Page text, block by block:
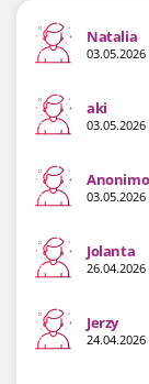
Natalia
03.05.2026
aki
03.05.2026
03.05.2026
Jolanta
Jerzy